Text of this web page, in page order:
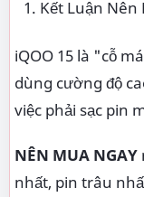
Kết Luận Nên
iQOO 15 là "cỗ
dùng cường độ
việc phải sạc pin
NÊN MUA NGAY
nhất, pin trâu